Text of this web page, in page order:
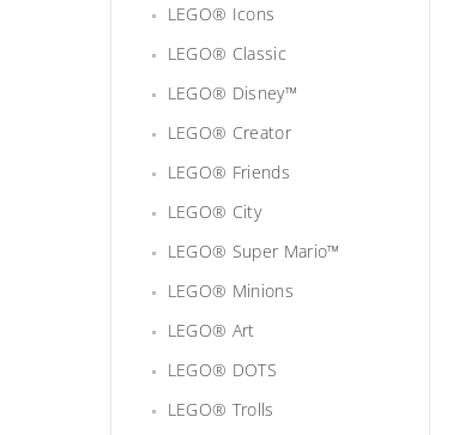
LEGO® Icons
LEGO® Classic
LEGO® Disney™
LEGO® Creator
LEGO® Friends
LEGO® City
LEGO® Super Mario™
LEGO® Minions
LEGO® Art
LEGO® DOTS
LEGO® Trolls